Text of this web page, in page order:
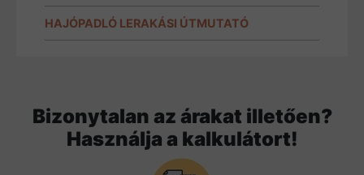
HAJÓPADLÓ LERAKÁSI ÚTMUTATÓ
Bizonytalan az árakat illetően?
Használja a kalkulátort!